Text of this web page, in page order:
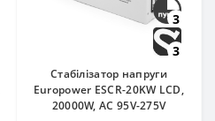
3
3
Стабілізатор напруги
Europower ESCR-20KW LCD,
20000W, AC 95V-275V